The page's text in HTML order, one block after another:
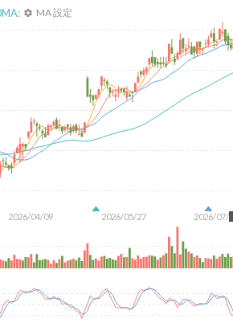
2026/04/09 2026/05/27 2026/07/
MA: settings MA 設定